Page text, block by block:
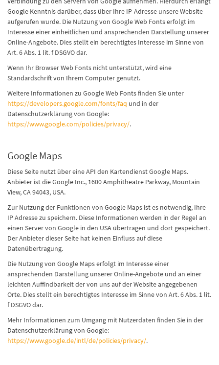
Google Kenntnis darüber, dass über Ihre IP-Adresse unsere Website
aufgerufen wurde. Die Nutzung von Google Web Fonts erfolgt im
Interesse einer einheitlichen und ansprechenden Darstellung unserer
Online-Angebote. Dies stellt ein berechtigtes Interesse im Sinne von
Art. 6 Abs. 1 lit. f DSGVO dar.
Wenn Ihr Browser Web Fonts nicht unterstützt, wird eine
Standardschrift von Ihrem Computer genutzt.
Weitere Informationen zu Google Web Fonts finden Sie unter
https://developers.google.com/fonts/faq und in der
Datenschutzerklärung von Google:
https://www.google.com/policies/privacy/.
Google Maps
Diese Seite nutzt über eine API den Kartendienst Google Maps.
Anbieter ist die Google Inc., 1600 Amphitheatre Parkway, Mountain
View, CA 94043, USA.
Zur Nutzung der Funktionen von Google Maps ist es notwendig, Ihre
IP Adresse zu speichern. Diese Informationen werden in der Regel an
einen Server von Google in den USA übertragen und dort gespeichert.
Der Anbieter dieser Seite hat keinen Einfluss auf diese
Datenübertragung.
Die Nutzung von Google Maps erfolgt im Interesse einer
ansprechenden Darstellung unserer Online-Angebote und an einer
leichten Auffindbarkeit der von uns auf der Website angegebenen
Orte. Dies stellt ein berechtigtes Interesse im Sinne von Art. 6 Abs. 1 lit.
f DSGVO dar.
Mehr Informationen zum Umgang mit Nutzerdaten finden Sie in der
Datenschutzerklärung von Google:
https://www.google.de/intl/de/policies/privacy/.